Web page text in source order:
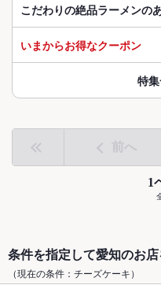
こだわりの絶品ラーメンの
いまからお得なクーポン
特
前へ
1
条件を指定して愛知のお
（現在の条件：チーズケーキ）